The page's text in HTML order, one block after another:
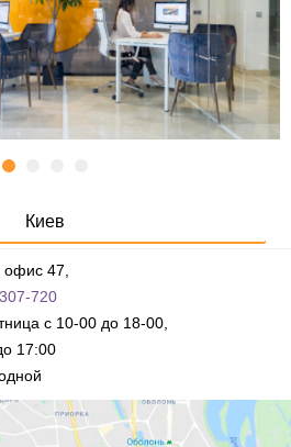
Киев
47,
720
с 10-00 до 18-00,
17:00